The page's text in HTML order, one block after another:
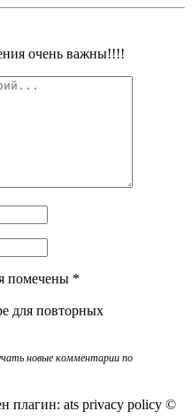
очень важны!!!!
помечены *
для повторных
новые комментарии по
плагин: ats privacy policy ©